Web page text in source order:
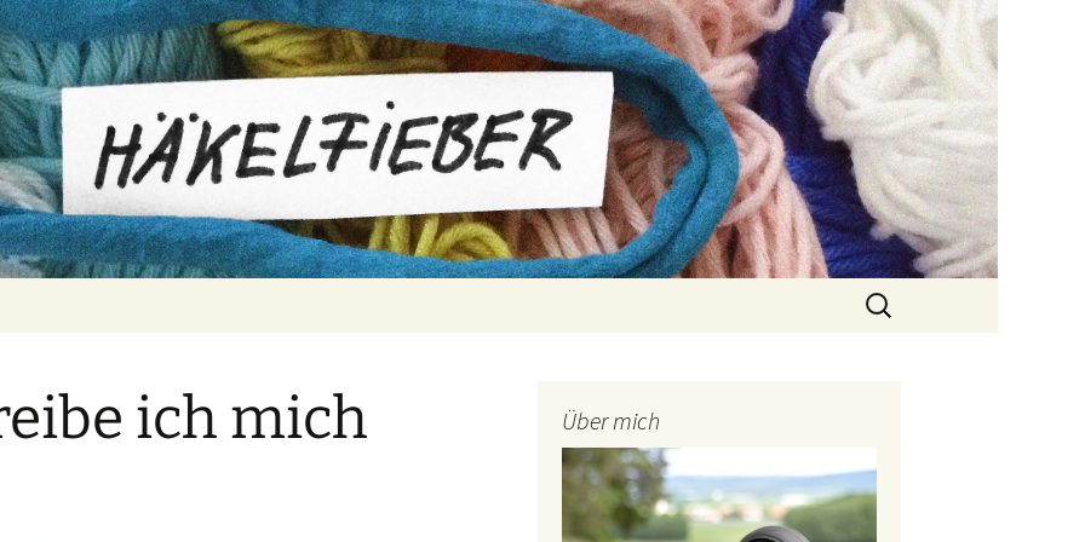
Suchen
nach:
ich mich
Über mich